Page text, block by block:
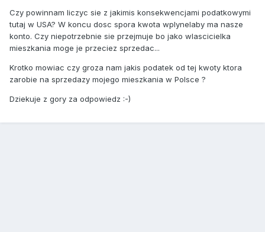
Czy powinnam liczyc sie z jakimis konsekwencjami podatkowymi
tutaj w USA? W koncu dosc spora kwota wplynelaby ma nasze
konto. Czy niepotrzebnie sie przejmuje bo jako wlascicielka
mieszkania moge je przeciez sprzedac...
Krotko mowiac czy groza nam jakis podatek od tej kwoty ktora
zarobie na sprzedazy mojego mieszkania w Polsce ?
Dziekuje z gory za odpowiedz :-)